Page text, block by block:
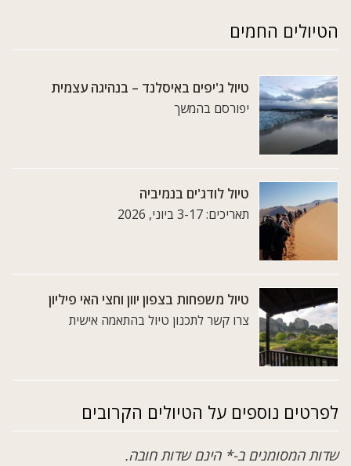
הטיולים החמים
טיול ג'יפים באיסלנד – בנהיגה עצמית
יפורסם בהמשך
טיול לודג'ים בנמיביה
תאריכים: 3-17 ביוני, 2026
טיול משפחות בצפון יוון וחצי האי פיליון
צרו קשר לתכנון טיול בהתאמה אישית
לפרטים נוספים על הטיולים הקרובים
שדות המסומנים ב-* הינם שדות חובה.